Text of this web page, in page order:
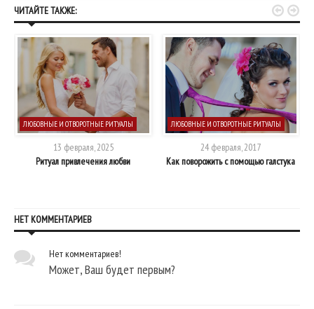
ЧИТАЙТЕ ТАКЖЕ:
ЛЮБОВНЫЕ И ОТВОРОТНЫЕ РИТУАЛЫ
13 февраля, 2025
Ритуал привлечения любви
ЛЮБОВНЫЕ И ОТВОРОТНЫЕ РИТУАЛЫ
24 февраля, 2017
Как поворожить с помощью галстука
 
НЕТ КОММЕНТАРИЕВ
Нет комментариев!
Может, Ваш будет первым?